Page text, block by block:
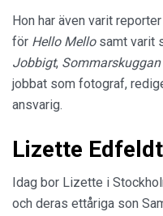
Hon har även varit
för Hello Mello samt varit
Jobbigt, Sommarskuggan
jobbat som fotograf,
ansvarig.
Lizette
Idag bor Lizette i
och deras ettåriga son